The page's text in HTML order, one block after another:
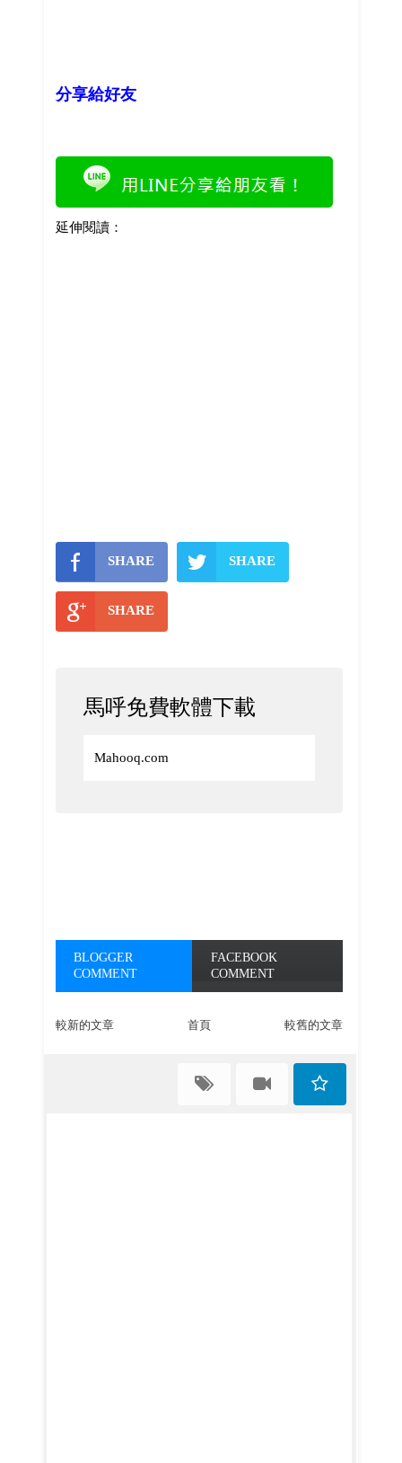
分享給好友
延伸閱讀：
SHARE SHARE
SHARE
馬呼免費軟體下載
Mahooq.com
BLOGGER
COMMENT
FACEBOOK
COMMENT
較新的文章 較舊的文章
首頁